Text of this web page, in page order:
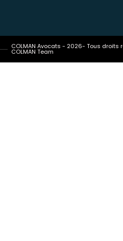
COLMAN Avocats - 2026- Tous droits
COLMAN Team